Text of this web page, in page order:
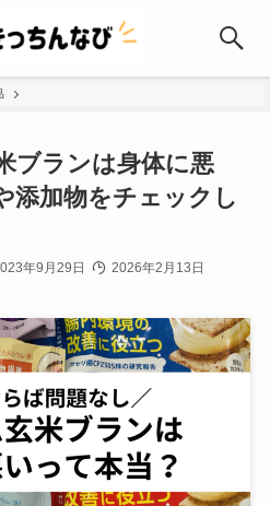
ブランは身体に悪
添加物をチェックし
年9月29日 2026年2月13日